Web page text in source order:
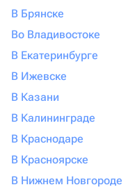
В Брянске
Во Владивостоке
В Екатеринбурге
В Ижевске
В Казани
В Калининграде
В Краснодаре
В Красноярске
В Нижнем Новгороде